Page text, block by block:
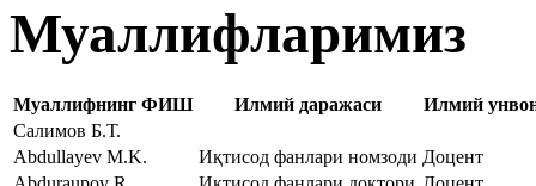
Муаллифларимиз
Муаллифнинг ФИШ Илмий даражаси
Илмий
Салимов Б.Т.
Abdullayev M.K.
Иқтисод фанлари номзоди Доцент